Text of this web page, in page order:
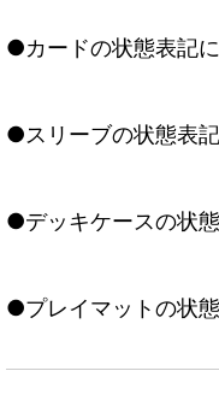
●カードの状態表記
●スリーブの状態表
●デッキケースの状
●プレイマットの状